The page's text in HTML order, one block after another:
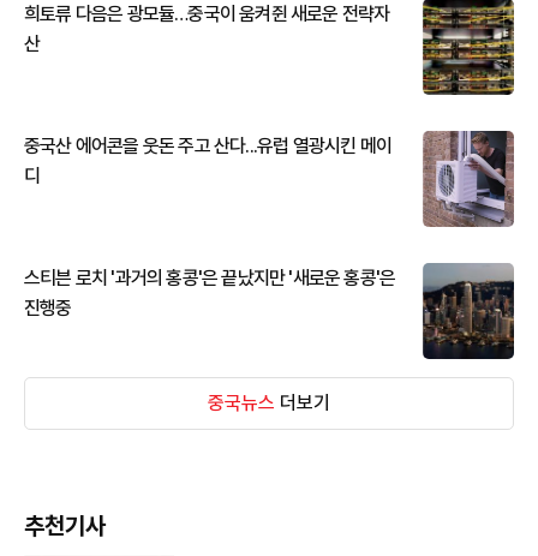
희토류 다음은 광모듈…중국이 움켜쥔 새로운 전략자
산
중국산 에어콘을 웃돈 주고 산다...유럽 열광시킨 메이
디
스티븐 로치 '과거의 홍콩'은 끝났지만 '새로운 홍콩'은
진행중
중국뉴스 더보기
추천기사